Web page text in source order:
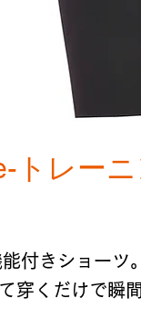
レーニ
付きショーツ
穿くだけで瞬